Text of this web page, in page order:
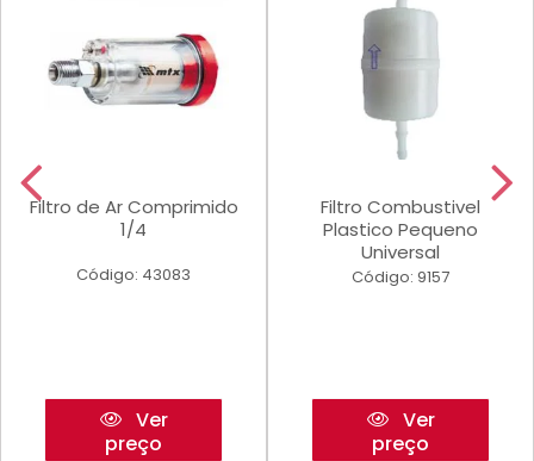
Filtro de Ar Comprimido
1/4
Código: 43083
Ver
preço
Filtro Combustivel
Plastico Pequeno
Universal
Código: 9157
Ver
preço